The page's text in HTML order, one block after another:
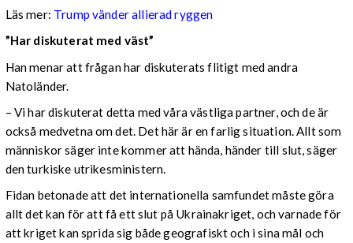
Läs mer: Trump vänder allierad ryggen
”Har diskuterat med väst”
Han menar att frågan har diskuterats flitigt med andra
Natoländer.
– Vi har diskuterat detta med våra västliga partner, och de är
också medvetna om det. Det här är en farlig situation. Allt som
människor säger inte kommer att hända, händer till slut, säger
den turkiske utrikesministern.
Fidan betonade att det internationella samfundet måste göra
allt det kan för att få ett slut på Ukrainakriget, och varnade för
att kriget kan sprida sig både geografiskt och i sina mål och